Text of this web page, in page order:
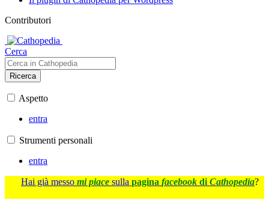
Contributori
Cerca
Ricerca
Aspetto
entra
Strumenti personali
entra
Hai già messo mi piace sulla pagina facebook di Cathopedia?